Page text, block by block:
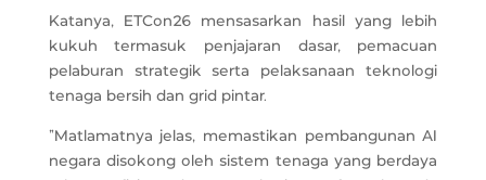
Katanya, ETCon26 mensasarkan hasil yang lebih
kukuh termasuk penjajaran dasar, pemacuan
pelaburan strategik serta pelaksanaan teknologi
tenaga bersih dan grid pintar.
“Matlamatnya jelas, memastikan pembangunan AI
negara disokong oleh sistem tenaga yang berdaya